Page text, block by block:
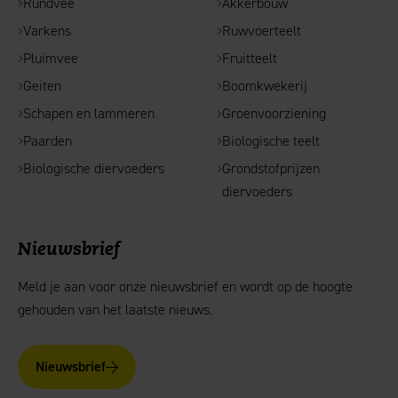
Varkens
Pluimvee
Geiten
Schapen en lammeren
Paarden
Biologische diervoeders
Ruwvoerteelt
Fruitteelt
Boomkwekerij
Groenvoorziening
Biologische teelt
Grondstofprijzen
diervoeders
Nieuwsbrief
Meld je aan voor onze nieuwsbrief en wordt op de hoogte
gehouden van het laatste nieuws.
Nieuwsbrief